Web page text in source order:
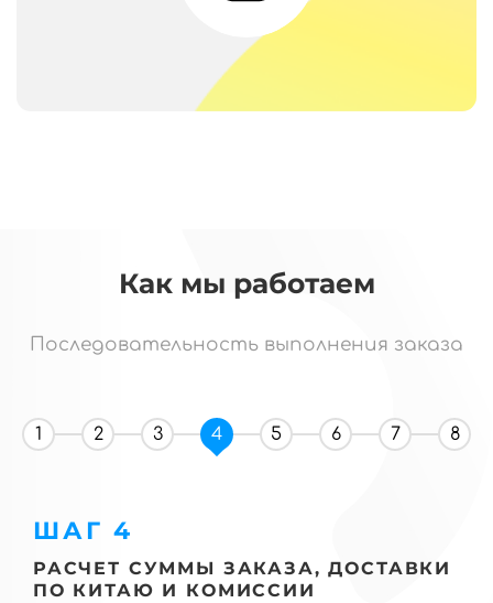
Как мы работаем
Последовательность выполнения заказа
1 2 3 4 5 6 7 8
ШАГ 4
РАСЧЕТ СУММЫ ЗАКАЗА, ДОСТАВКИ
ПО КИТАЮ И КОМИССИИ